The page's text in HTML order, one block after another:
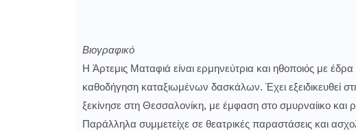
Βιογραφικό
Η Άρτεμις Ματαφιά είναι ερμηνεύτρια και ηθοποιός με
καθοδήγηση καταξιωμένων δασκάλων. Έχει εξειδικευθεί
ξεκίνησε στη Θεσσαλονίκη, με έμφαση στο σμυρναίικο και
Παράλληλα συμμετείχε σε θεατρικές παραστάσεις και